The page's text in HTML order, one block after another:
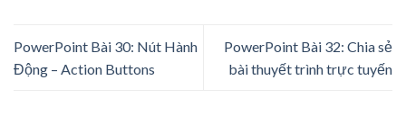
PowerPoint Bài 30: Nút Hành
Động – Action Buttons
PowerPoint Bài 32: Chia sẻ
bài thuyết trình trực tuyến